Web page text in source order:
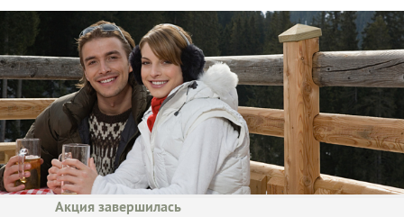
Акция завершилась